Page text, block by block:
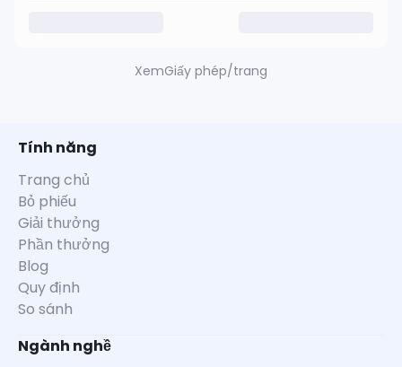
XemGiấy phép/trang
Tính năng
Trang chủ
Bỏ phiếu
Giải thưởng
Phần thưởng
Blog
Quy định
So sánh
Ngành nghề